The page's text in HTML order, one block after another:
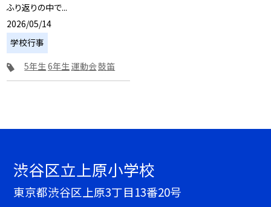
ふり返りの中で...
2026/05/14
学校行事
5年生 6年生 運動会鼓笛
渋谷区立上原小学校
東京都渋谷区上原3丁目13番20号